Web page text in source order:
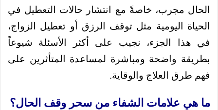
الحال مجرب، خاصةً مع انتشار حالات التعطيل في
الحياة اليومية مثل توقف الرزق أو تعطيل الزواج،
في هذا الجزء، نجيب على أكثر الأسئلة شيوعاً
بطريقة واضحة ومباشرة لمساعدة المتأثرين على
فهم طرق العلاج والوقاية.
ما هي علامات الشفاء من سحر وقف الحال؟